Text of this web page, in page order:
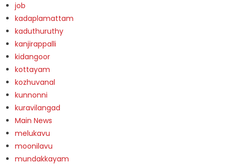
job
kadaplamattam
kaduthuruthy
kanjirappalli
kidangoor
kottayam
kozhuvanal
kunnonni
kuravilangad
Main News
melukavu
moonilavu
mundakkayam